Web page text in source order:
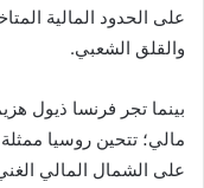
على الحدود المالية
والقلق الشعبي.
بينما تجر فرنسا ذيول
مالي؛ تتحين روسيا
على الشمال المالي